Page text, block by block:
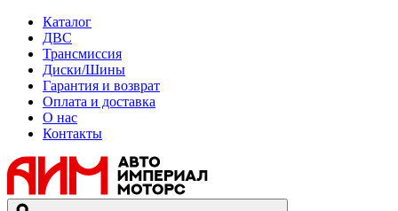
Каталог
ДВС
Трансмиссия
Диски/Шины
Гарантия и возврат
Оплата и доставка
О нас
Контакты